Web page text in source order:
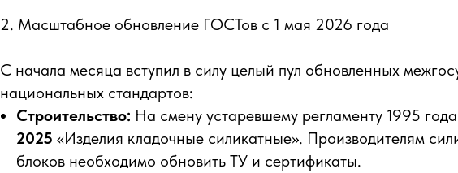
2. Масштабное обновление ГОСТов с 1 мая 2026 года
С начала месяца вступил в силу целый пул обновленных
национальных стандартов:
Строительство: На смену устаревшему регламенту 1995
2025 «Изделия кладочные силикатные». Производителям
блоков необходимо обновить ТУ и сертификаты.